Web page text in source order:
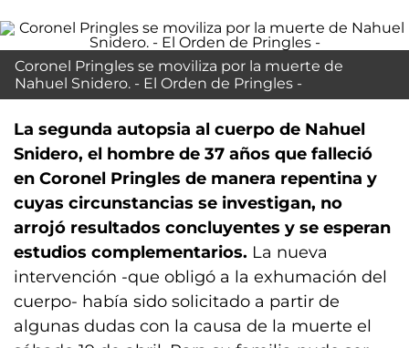
Coronel Pringles se moviliza por la muerte de
Nahuel Snidero. - El Orden de Pringles -
La segunda autopsia al cuerpo de Nahuel
Snidero, el hombre de 37 años que falleció
en Coronel Pringles de manera repentina y
cuyas circunstancias se investigan, no
arrojó resultados concluyentes y se esperan
estudios complementarios. La nueva
intervención -que obligó a la exhumación del
cuerpo- había sido solicitado a partir de
algunas dudas con la causa de la muerte el